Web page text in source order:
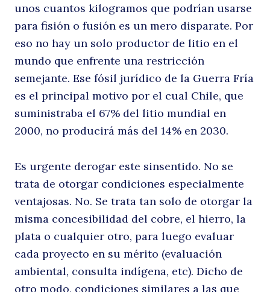
unos cuantos kilogramos que podrían usarse
para fisión o fusión es un mero disparate. Por
eso no hay un solo productor de litio en el
mundo que enfrente una restricción
semejante. Ese fósil jurídico de la Guerra Fría
es el principal motivo por el cual Chile, que
suministraba el 67% del litio mundial en
2000, no producirá más del 14% en 2030.
Es urgente derogar este sinsentido. No se
trata de otorgar condiciones especialmente
ventajosas. No. Se trata tan solo de otorgar la
misma concesibilidad del cobre, el hierro, la
plata o cualquier otro, para luego evaluar
cada proyecto en su mérito (evaluación
ambiental, consulta indígena, etc). Dicho de
otro modo, condiciones similares a las que